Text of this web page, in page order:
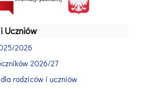
Uczniów
2026
2026/27
rodziców i uczniów